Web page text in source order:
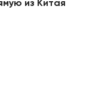
из Китая